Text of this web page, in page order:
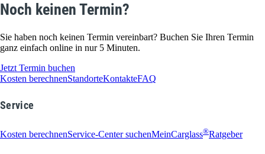
Noch keinen Termin?
Sie haben noch keinen Termin vereinbart? Buchen Sie Ihren Termin
ganz einfach online in nur 5 Minuten.
Jetzt Termin buchen
Kosten berechnenStandorteKontakteFAQ
Service
Kosten berechnenService-Center suchenMeinCarglass®Ratgeber